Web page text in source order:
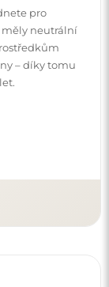
příplatek 40€
umožňuje
do
produktů
dveří.